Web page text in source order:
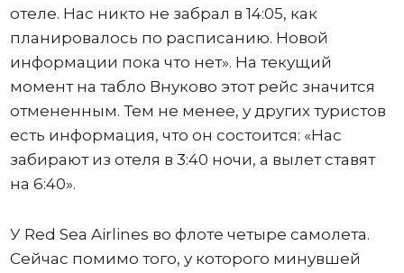
отеле. Нас никто не забрал в 14:05, как
планировалось по расписанию. Новой
информации пока что нет». На текущий
момент на табло Внуково этот рейс значится
отмененным. Тем не менее, у других туристов
есть информация, что он состоится: «Нас
забирают из отеля в 3:40 ночи, а вылет ставят
на 6:40».
У Red Sea Airlines во флоте четыре самолета.
Сейчас помимо того, у которого минувшей